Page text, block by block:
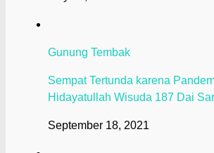
Gunung Tembak
Sempat Tertunda karena
Hidayatullah Wisuda 187 Dai
September 18, 2021